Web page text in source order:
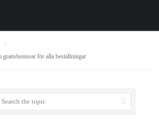
gratisbonusar för alla beställningar